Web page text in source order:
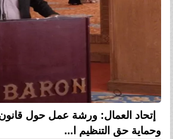
إتحاد العمال: ورشة عمل حول قانون
وحماية حق التنظيم ا...